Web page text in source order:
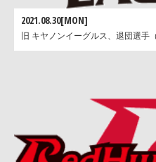
2021.08.30[MON]
旧 キヤノンイーグルス、退団選手